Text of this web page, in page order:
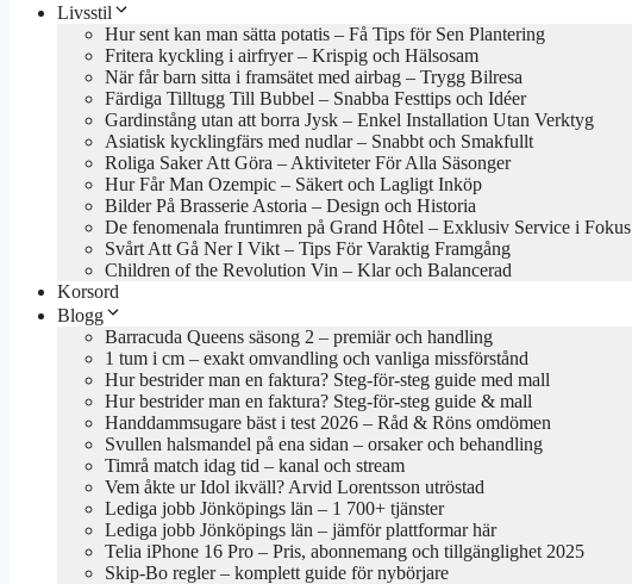
Livsstil
Hur sent kan man sätta potatis – Få Tips för Sen Plantering
Fritera kyckling i airfryer – Krispig och Hälsosam
När får barn sitta i framsätet med airbag – Trygg Bilresa
Färdiga Tilltugg Till Bubbel – Snabba Festtips och Idéer
Gardinstång utan att borra Jysk – Enkel Installation Utan Verktyg
Asiatisk kycklingfärs med nudlar – Snabbt och Smakfullt
Roliga Saker Att Göra – Aktiviteter För Alla Säsonger
Hur Får Man Ozempic – Säkert och Lagligt Inköp
Bilder På Brasserie Astoria – Design och Historia
De fenomenala fruntimren på Grand Hôtel – Exklusiv Service i Fokus
Svårt Att Gå Ner I Vikt – Tips För Varaktig Framgång
Children of the Revolution Vin – Klar och Balancerad
Korsord
Blogg
Barracuda Queens säsong 2 – premiär och handling
1 tum i cm – exakt omvandling och vanliga missförstånd
Hur bestrider man en faktura? Steg-för-steg guide med mall
Hur bestrider man en faktura? Steg-för-steg guide & mall
Handdammsugare bäst i test 2026 – Råd & Röns omdömen
Svullen halsmandel på ena sidan – orsaker och behandling
Timrå match idag tid – kanal och stream
Vem åkte ur Idol ikväll? Arvid Lorentsson utröstad
Lediga jobb Jönköpings län – 1 700+ tjänster
Lediga jobb Jönköpings län – jämför plattformar här
Telia iPhone 16 Pro – Pris, abonnemang och tillgänglighet 2025
Skip-Bo regler – komplett guide för nybörjare